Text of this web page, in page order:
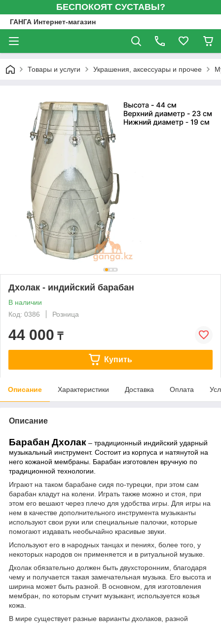
БЕСПОКОЯТ СУСТАВЫ?
ГАНГА Интернет-магазин
Товары и услуги Украшения, аксессуары и прочее
Дхолак - индийский барабан
В наличии
Код: 0386
Розница
44 000 ₸
Купить
Описание Характеристики Доставка Оплата
Описание
Барабан Дхолак – традиционный индийский ударный
музыкальный инструмент. Состоит из корпуса и натянутой на
него кожаной мембраны. Барабан изготовлен вручную по
традиционной технологии.
Играют на таком барабане сидя по-турецки, при этом сам
барабан кладут на колени. Играть также можно и стоя, при
этом его вешают через плечо для удобства игры. Для игры на
нем в качестве дополнительного инструмента музыканты
используют свои руки или специальные палочки, которые
помогают издавать необычайно красивые звуки.
Используют его в народных танцах и пениях, более того, у
некоторых народов он применяется и в ритуальной музыке.
Дхолак обязательно должен быть двухсторонним, благодаря
чему и получается такая замечательная музыка. Его высота и
ширина может быть разной. В основном, для изготовления
мембран, по которым стучит музыкант, используется козья
кожа.
В мире существует разные варианты дхолаков, разной